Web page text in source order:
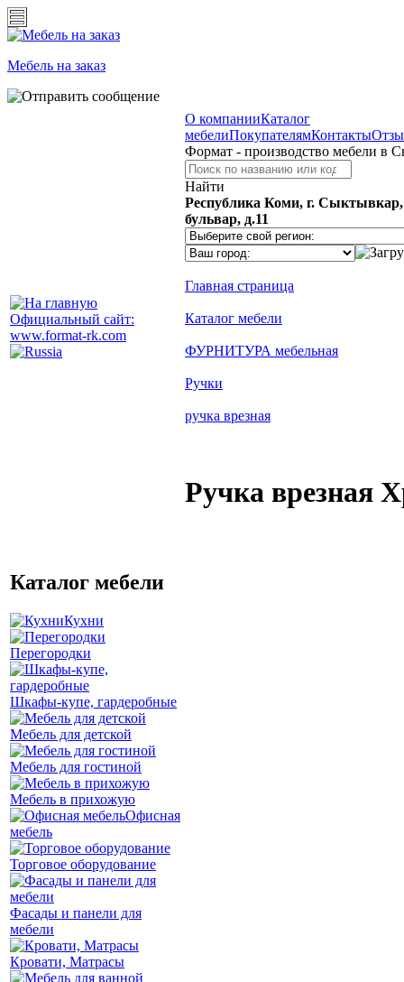
Мебель на заказ
Официальный сайт:
www.format-rk.com
О компанииКаталог
мебелиПокупателямКонтакты
Формат - производство мебели в
Найти
Республика Коми, г.
бульвар, д.11
Главная страница
Каталог мебели
ФУРНИТУРА мебельная
Ручки
ручка врезная
Ручка врезная
Каталог мебели
Кухни
Перегородки
Шкафы-купе, гардеробные
Мебель для детской
Мебель для гостиной
Мебель в прихожую
Офисная
мебель
Торговое оборудование
Фасады и панели для
мебели
Кровати, Матрасы